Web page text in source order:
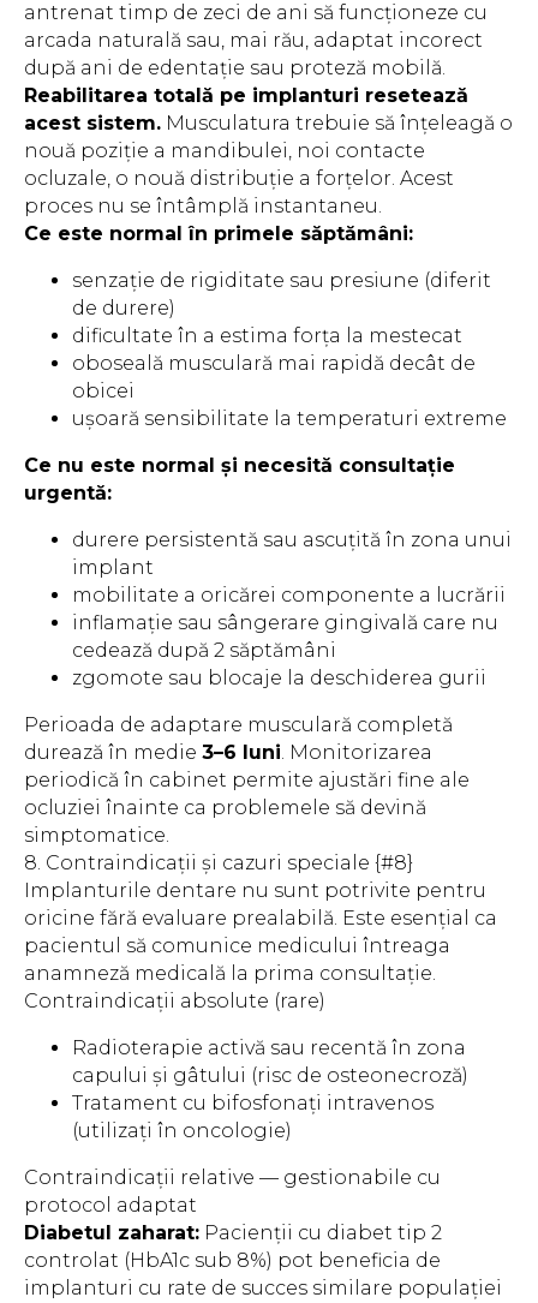
antrenat timp de zeci de ani să funcționeze cu
arcada naturală sau, mai rău, adaptat incorect
după ani de edentație sau proteză mobilă.
Reabilitarea totală pe implanturi resetează
acest sistem. Musculatura trebuie să înțeleagă o
nouă poziție a mandibulei, noi contacte
ocluzale, o nouă distribuție a forțelor. Acest
proces nu se întâmplă instantaneu.
Ce este normal în primele săptămâni:
senzație de rigiditate sau presiune (diferit
de durere)
dificultate în a estima forța la mestecat
oboseală musculară mai rapidă decât de
obicei
ușoară sensibilitate la temperaturi extreme
Ce nu este normal și necesită consultație
urgentă:
durere persistentă sau ascuțită în zona unui
implant
mobilitate a oricărei componente a lucrării
inflamație sau sângerare gingivală care nu
cedează după 2 săptămâni
zgomote sau blocaje la deschiderea gurii
Perioada de adaptare musculară completă
durează în medie 3–6 luni. Monitorizarea
periodică în cabinet permite ajustări fine ale
ocluziei înainte ca problemele să devină
simptomatice.
8. Contraindicații și cazuri speciale {#8}
Implanturile dentare nu sunt potrivite pentru
oricine fără evaluare prealabilă. Este esențial ca
pacientul să comunice medicului întreaga
anamneză medicală la prima consultație.
Contraindicații absolute (rare)
Radioterapie activă sau recentă în zona
capului și gâtului (risc de osteonecroză)
Tratament cu bifosfonați intravenos
(utilizați în oncologie)
Contraindicații relative — gestionabile cu
protocol adaptat
Diabetul zaharat: Pacienții cu diabet tip 2
controlat (HbA1c sub 8%) pot beneficia de
implanturi cu rate de succes similare populației